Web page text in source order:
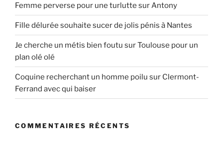
Femme perverse pour une turlutte sur Antony
Fille délurée souhaite sucer de jolis pénis à Nantes
Je cherche un métis bien foutu sur Toulouse pour un
plan olé olé
Coquine recherchant un homme poilu sur Clermont-
Ferrand avec qui baiser
COMMENTAIRES RÉCENTS